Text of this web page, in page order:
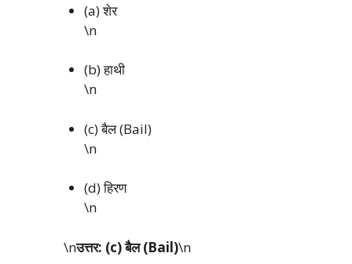
(a) शेर
\n
(b) हाथी
\n
(c) बैल (Bail)
\n
(d) हिरण
\n
\nउत्तर: (c) बैल (Bail)\n